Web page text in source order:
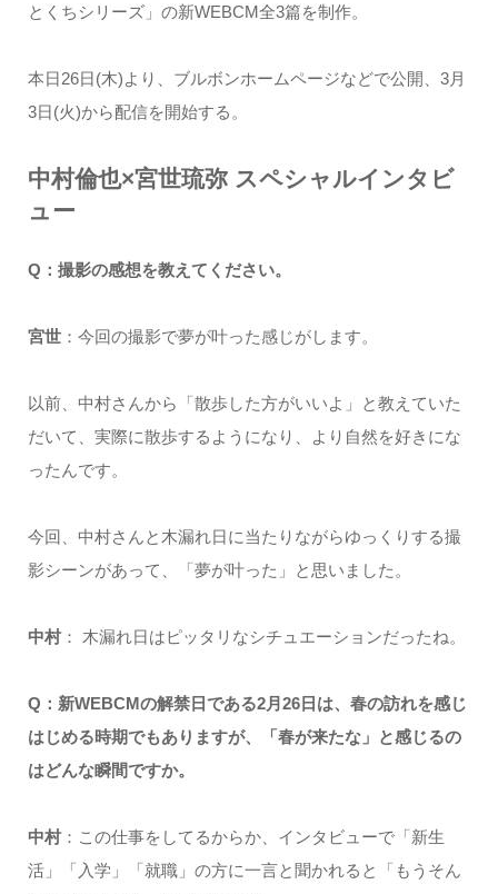
とくちシリーズ」の新WEBCM全3篇を制作。
本日26日(木)より、ブルボンホームページなどで公開、3月
3日(火)から配信を開始する。
中村倫也×宮世琉弥 スペシャルインタビ
ュー
Q：撮影の感想を教えてください。​
宮世：今回の撮影で夢が叶った感じがします。
以前、中村さんから「散歩した方がいいよ」と教えていた
だいて、実際に散歩するようになり、より自然を好きにな
ったんです。
今回、中村さんと木漏れ日に当たりながらゆっくりする撮
影シーンがあって、「夢が叶った」と思いました。
中村： 木漏れ日はピッタリなシチュエーションだったね。
Q：新WEBCMの解禁日である2月26日は、春の訪れを感じ
はじめる時期でもありますが、「春が来たな」と感じるの
はどんな瞬間ですか。
中村：この仕事をしてるからか、インタビューで「新生
活」「入学」「就職」の方に一言と聞かれると「もうそん